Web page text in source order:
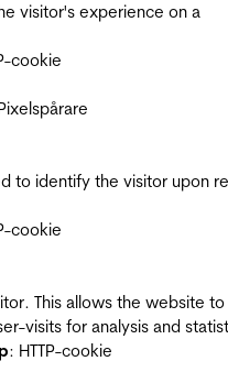
visitor's experience on a
cookie
to identify the visitor upon
cookie
This allows the website to
visits for analysis and
: HTTP-cookie